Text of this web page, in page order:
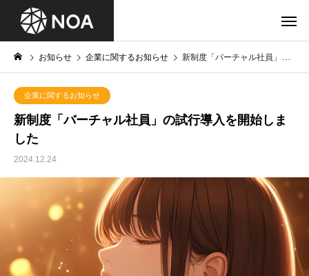
お知らせ 企業に関するお知らせ 新制度「バーチャル社員」の試行導入を開始しました
企業に関するお知らせ
新制度「バーチャル社員」の試行導入を開始しま
した
2024.12.24